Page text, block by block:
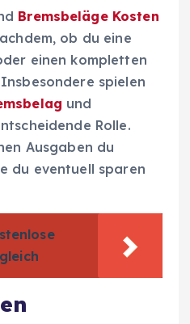
Bremsbeläge Kosten
ob du eine
einen kompletten
spielen
und
Rolle.
Ausgaben du
du eventuell sparen